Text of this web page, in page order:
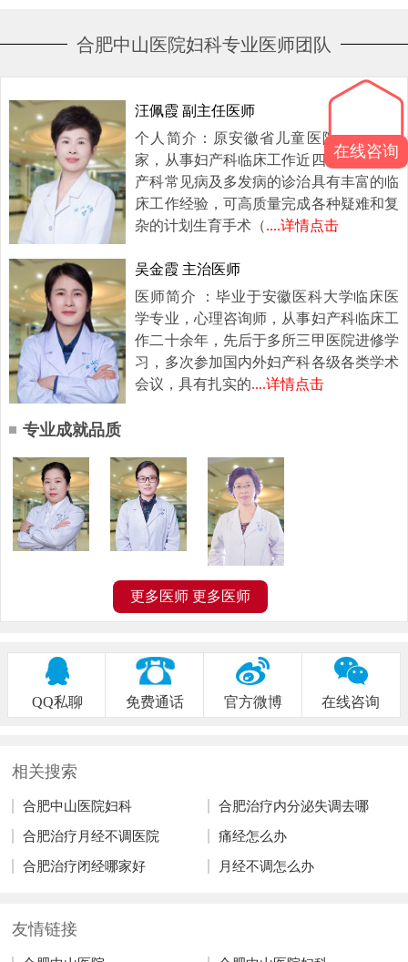
合肥中山医院妇科专业医师团队
汪佩霞 副主任医师
个人简介：原安徽省儿童医院妇产科专
家，从事妇产科临床工作近四十年，对妇
产科常见病及多发病的诊治具有丰富的临
床工作经验，可高质量完成各种疑难和复
杂的计划生育手术（....详情点击
吴金霞 主治医师
医师简介 ：毕业于安徽医科大学临床医
学专业，心理咨询师，从事妇产科临床工
作二十余年，先后于多所三甲医院进修学
习，多次参加国内外妇产科各级各类学术
会议，具有扎实的....详情点击
专业成就品质
更多医师 更多医师
QQ私聊 免费通话 官方微博 在线咨询
相关搜索
合肥中山医院妇科 合肥治疗内分泌失调去哪
合肥治疗月经不调医院 痛经怎么办
合肥治疗闭经哪家好 月经不调怎么办
友情链接
在线咨询